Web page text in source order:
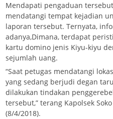
Mendapati pengaduan
mendatangi tempat kejadian
laporan tersebut. Ternyata,
adanya,Dimana, terdapat
kartu domino jenis Kiyu-kiyu
sejumlah uang.
“Saat petugas mendatangi
yang sedang berjudi degan
dilakukan tindakan
tersebut,” terang Kapolsek
(8/4/2018).